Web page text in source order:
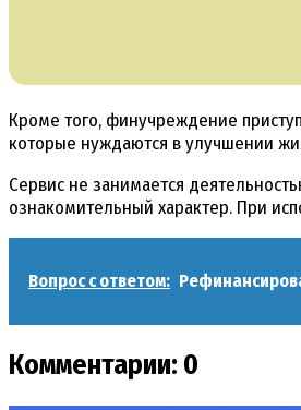
Кроме того, финучреждение
которые нуждаются в улучшении
Сервис не занимается
ознакомительный характер. При
Вопрос с ответом:
Комментарии: 0